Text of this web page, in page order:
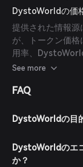
DystoWorldの価
提供された情報源
が、トークン価
用率、
きる洞察を得るた
See more
FAQ
DystoWorldの目
DystoWorldのエ
か？